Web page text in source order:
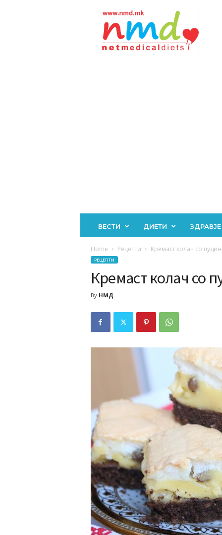
ВЕСТИ ДИЕТИ ЗДРАВЈЕ
Home Рецепти Кремаст колач со
РЕЦЕПТИ
Кремаст колач со
By НМД -